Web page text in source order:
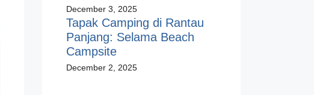
December 3, 2025
Tapak Camping di Rantau
Panjang: Selama Beach
Campsite
December 2, 2025